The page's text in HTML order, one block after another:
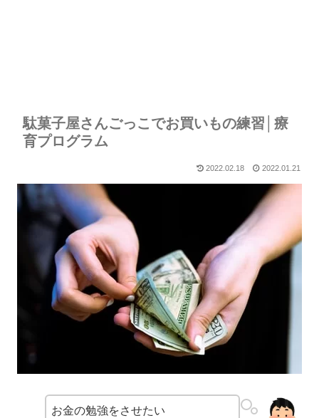
駄菓子屋さんごっこでお買いもの練習│療
育プログラム
2022.02.18 2022.01.21
お金の勉強をさせたい